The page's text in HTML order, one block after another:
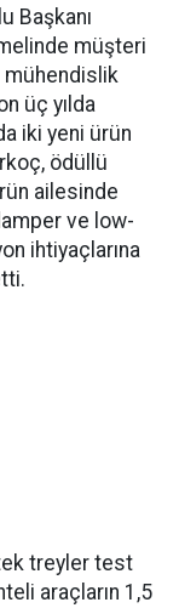
Başkanı
müşteri
mühendislik
üç yılda
iki yeni ürün
ödüllü
ailesinde
ve low­
ihtiyaçlarına
tek treyler test
araçların 1,5